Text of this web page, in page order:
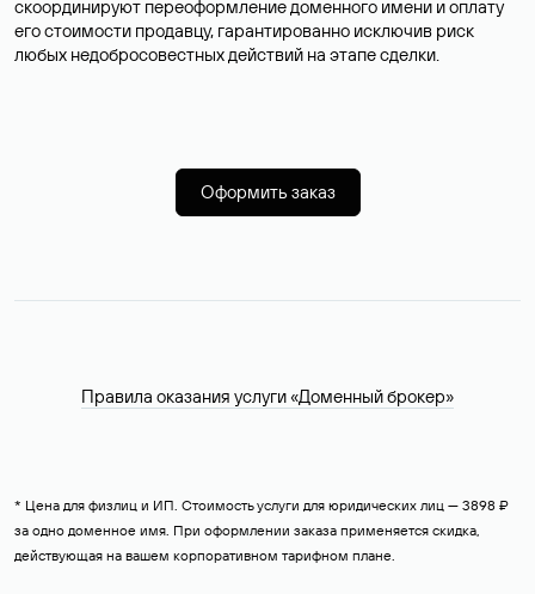
скоординируют переоформление доменного имени и оплату
его стоимости продавцу, гарантированно исключив риск
любых недобросовестных действий на этапе сделки.
Оформить заказ
Правила оказания услуги «Доменный брокер»
* Цена для физлиц и ИП. Стоимость услуги для юридических лиц — 3898 ₽
за одно доменное имя. При оформлении заказа применяется скидка,
действующая на вашем корпоративном тарифном плане.